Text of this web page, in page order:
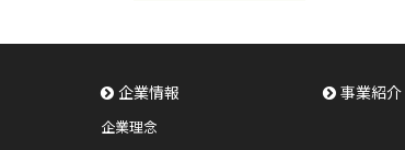
企業情報
企業理念
事業紹介